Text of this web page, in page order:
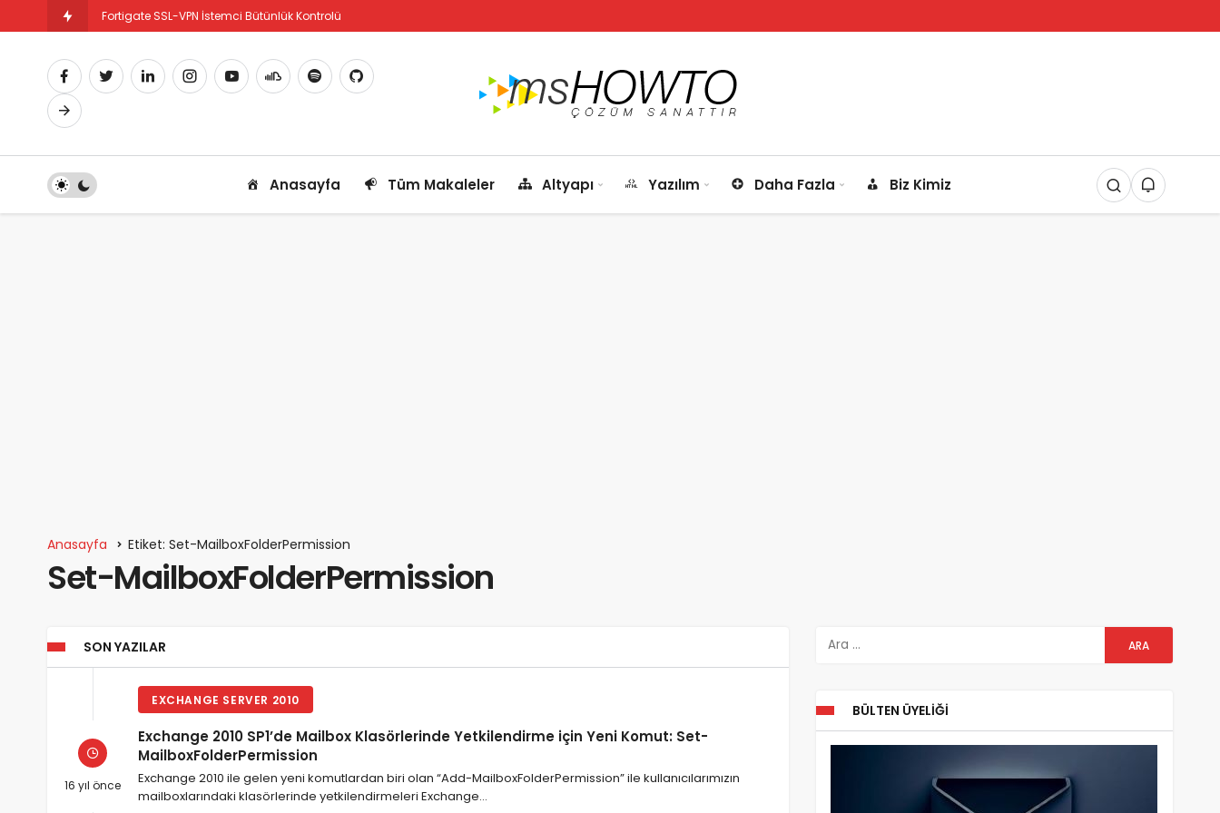
Fortigate SSL-VPN İstemci Bütünlük Kontrolü
Anasayfa Tüm Makaleler Altyapı Yazılım Daha Fazla Biz Kimiz
Anasayfa Etiket: Set-MailboxFolderPermission
Set-MailboxFolderPermission
SON YAZILAR
16 yıl önce
EXCHANGE SERVER 2010
Exchange 2010 SP1’de Mailbox Klasörlerinde Yetkilendirme için Yeni Komut: Set-
MailboxFolderPermission
Exchange 2010 ile gelen yeni komutlardan biri olan “Add-MailboxFolderPermission” ile kullanıcılarımızın
mailboxlarındaki klasörlerinde yetkilendirmeleri Exchange…
BÜLTEN ÜYELIĞI